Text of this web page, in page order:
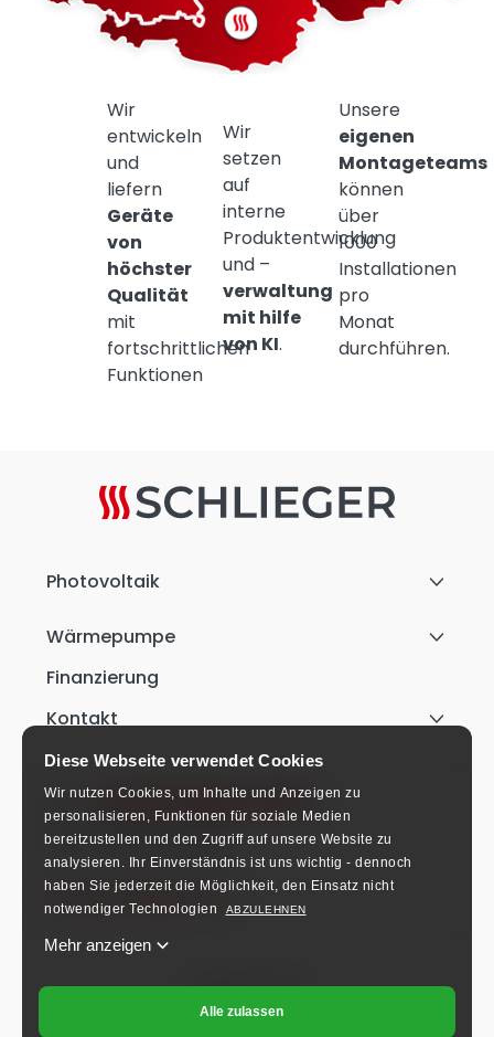
Diese Webseite verwendet Cookies
Wir nutzen Cookies, um Inhalte und Anzeigen zu
personalisieren, Funktionen für soziale Medien
bereitzustellen und den Zugriff auf unsere Website zu
analysieren.
Ihr Einverständnis ist uns wichtig - dennoch
haben Sie jederzeit die Möglichkeit, den Einsatz nicht
notwendiger Technologien
ABZULEHNEN
Mehr anzeigen
Alle zulassen
Wir
entwickeln
und
liefern
Geräte
von
höchster
Qualität
mit
fortschrittlichen
Funktionen
Wir
setzen
auf
interne
Produktentwicklung
und –
verwaltung
mit hilfe
von KI.
Unsere
eigenen
Montageteams
können
über
1000
Installationen
pro
Monat
durchführen.
Photovoltaik
Wärmepumpe
Finanzierung
Kontakt
+49 911 9542 3170
Mo-Fr: 8:00-16:00 Uhr.
info@schlieger.de
Folgen Sie uns!